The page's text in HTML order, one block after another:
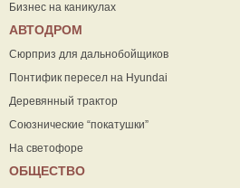
Бизнес на каникулах
АВТОДРОМ
Сюрприз для дальнобойщиков
Понтифик пересел на Hyundai
Деревянный трактор
Союзнические “покатушки”
На светофоре
ОБЩЕСТВО